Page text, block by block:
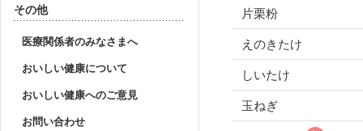
その他
医療関係者のみなさまへ
おいしい健康について
おいしい健康へのご意見
お問い合わせ
片栗粉
えのきたけ
しいたけ
玉ねぎ